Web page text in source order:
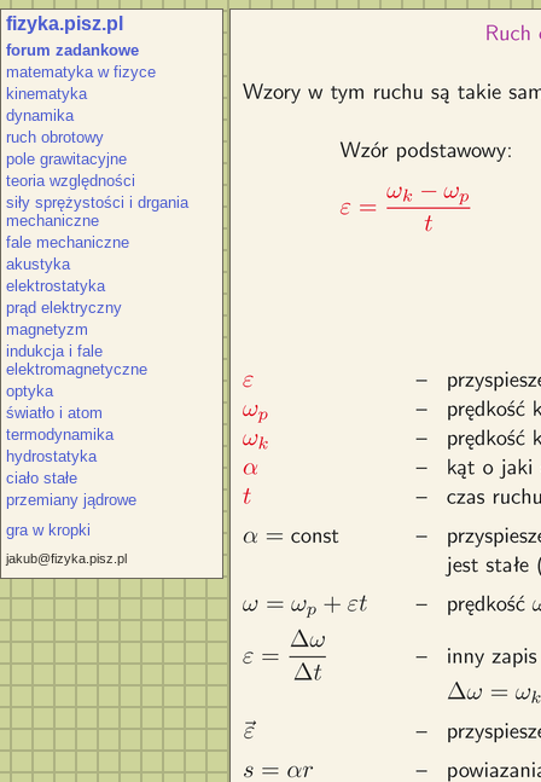
fizyka.pisz.pl
forum zadankowe
matematyka w fizyce
kinematyka
dynamika
ruch obrotowy
pole grawitacyjne
teoria względności
siły sprężystości i drgania
mechaniczne
fale mechaniczne
akustyka
elektrostatyka
prąd elektryczny
magnetyzm
indukcja i fale
elektromagnetyczne
optyka
światło i atom
termodynamika
hydrostatyka
ciało stałe
przemiany jądrowe
gra w kropki
jakub@fizyka.pisz.pl
Wzór przyspieszenie i prędkość